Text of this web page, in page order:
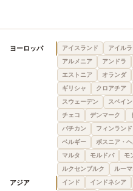
ヨーロッパ アイスランド アイル
アルメニア
アンドラ
エストニア
オランダ
ギリシャ
クロアチア
スウェーデン
スペイン
チェコ
デンマーク
バチカン
フィンランド
ベルギー
ボスニア・
マルタ
モルドバ モ
ルクセンブルク
ルー
アジア インド インドネシア